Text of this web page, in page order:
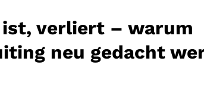
ist, verliert – warum
neu gedacht